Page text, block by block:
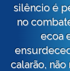
silêncio é
no
ecoa
calarão, não